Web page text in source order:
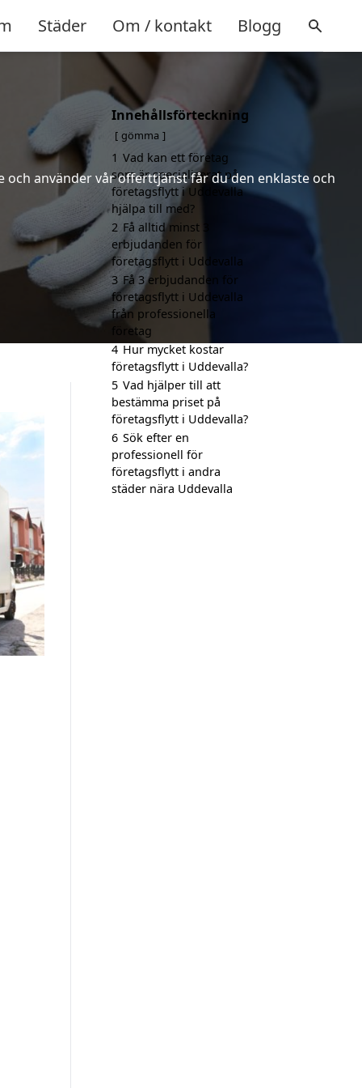
Städer Om / kontakt Blogg
använder vår offerttjänst får du den enklaste och
Innehållsförteckning
gömma
1 Vad kan ett företag
som är specialiserat på
företagsflytt i Uddevalla
hjälpa till med?
2 Få alltid minst 3
erbjudanden för
företagsflytt i Uddevalla
3 Få 3 erbjudanden för
företagsflytt i Uddevalla
från professionella
företag
4 Hur mycket kostar
företagsflytt i Uddevalla?
5 Vad hjälper till att
bestämma priset på
företagsflytt i Uddevalla?
6 Sök efter en
professionell för
företagsflytt i andra
städer nära Uddevalla